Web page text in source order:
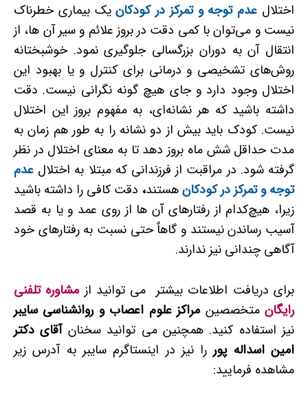
اختلال عدم توجه و تمرکز در کودکانیک بیماری خطرناک
نیست و می‌توان با کمی دقت در بروز علائم و سیر آن ها، از
انتقال آن به دوران بزرگسالی جلوگیری نمود. خوشبختانه
روش‌های تشخیصی و درمانی برای کنترل و یا بهبود این
اختلال وجود دارد و جای هیچ گونه نگرانی نیست. دقت
داشته باشید که هر نشانه‌ای، به مفهوم بروز این اختلال
نیست. کودک باید بیش از دو نشانه را به طور هم زمان به
مدت حداقل شش ماه بروز دهد تا به معنای اختلال در نظر
گرفته شود. در مراقبت از فرزندانی که مبتلا به اختلال عدم
توجه و تمرکز در کودکانهستند، دقت کافی را داشته باشید
زیرا، هیچ‌کدام از رفتارهای آن ها از روی عمد و یا به قصد
آسیب رساندن نیستند و گاهاٌ حتی نسبت به رفتارهای خود
آگاهی چندانی نیز ندارند.
برای دریافت اطلاعات بیشتر می توانید از مشاوره تلفنی
رایگانمتخصصین مراکز علوم اعصاب و روانشناسی سایبر
نیز استفاده کنید. همچنین می توانید سخنان آقای دکتر
امین اسداله پوررا نیز در اینستاگرم سایبر به آدرس زیر
مشاهده فرمایید: